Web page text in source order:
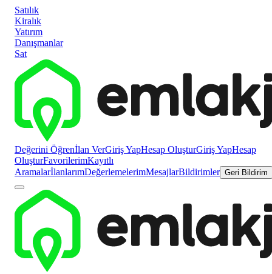
Satılık
Kiralık
Yatırım
Danışmanlar
Sat
Değerini Öğrenİlan VerGiriş YapHesap OluşturGiriş YapHesap
OluşturFavorilerimKayıtlı
AramalarİlanlarımDeğerlemelerimMesajlarBildirimler Geri Bildirim